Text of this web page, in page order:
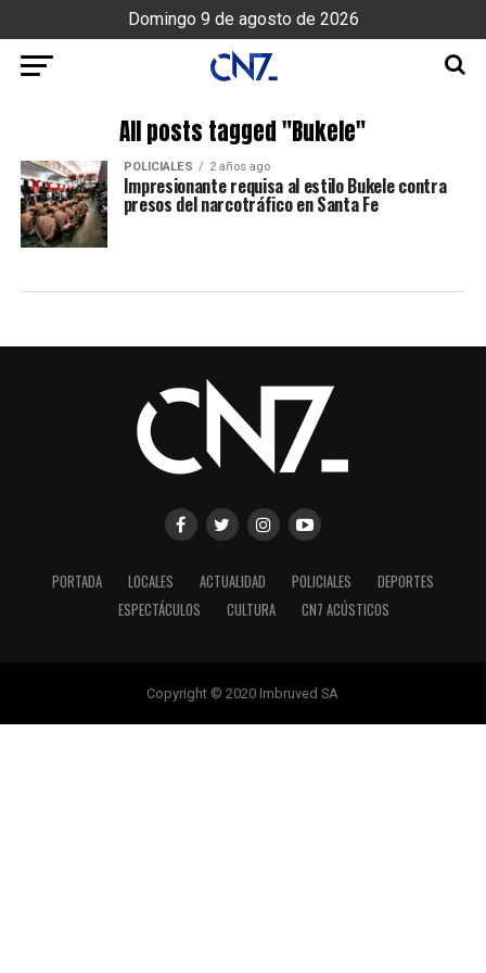
Domingo 9 de agosto de 2026
All posts tagged "Bukele"
POLICIALES 2 años ago
Impresionante requisa al estilo Bukele contra
presos del narcotráfico en Santa Fe
PORTADA LOCALES ACTUALIDAD POLICIALES
DEPORTES
ESPECTÁCULOS
CULTURA CN7 ACÚSTICOS
Copyright © 2020 Imbruved SA